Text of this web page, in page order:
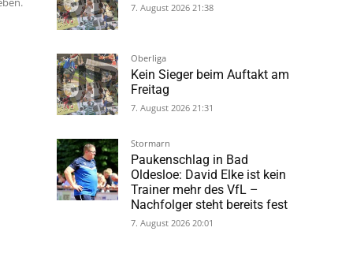
7. August 2026 21:38
Oberliga
Kein Sieger beim Auftakt am
Freitag
7. August 2026 21:31
Stormarn
Paukenschlag in Bad
Oldesloe: David Elke ist kein
Trainer mehr des VfL –
Nachfolger steht bereits fest
7. August 2026 20:01